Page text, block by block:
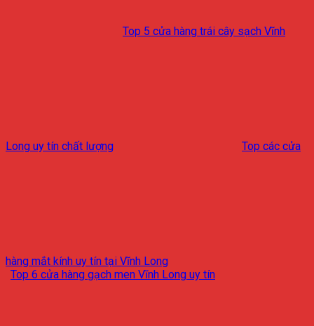
Top 5 cửa hàng trái cây sạch Vĩnh
Long uy tín chất lượng Top các cửa
hàng mắt kính uy tín tại Vĩnh Long
Top 6 cửa hàng gạch men Vĩnh Long uy tín